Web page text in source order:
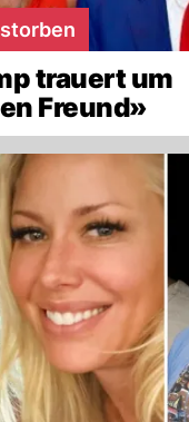
trauert um
Freund»